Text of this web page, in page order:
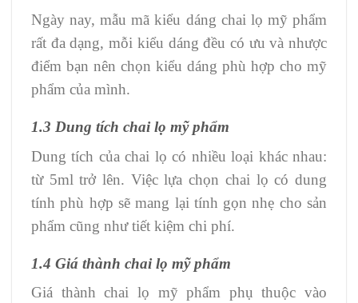
Ngày nay, mẫu mã kiểu dáng chai lọ mỹ phẩm
rất đa dạng, mỗi kiểu dáng đều có ưu và nhược
điểm bạn nên chọn kiểu dáng phù hợp cho mỹ
phẩm của mình.
1.3 Dung tích chai lọ mỹ phẩm
Dung tích của chai lọ có nhiều loại khác nhau:
từ 5ml trở lên. Việc lựa chọn chai lọ có dung
tính phù hợp sẽ mang lại tính gọn nhẹ cho sản
phẩm cũng như tiết kiệm chi phí.
1.4 Giá thành chai lọ mỹ phẩm
Giá thành chai lọ mỹ phẩm phụ thuộc vào